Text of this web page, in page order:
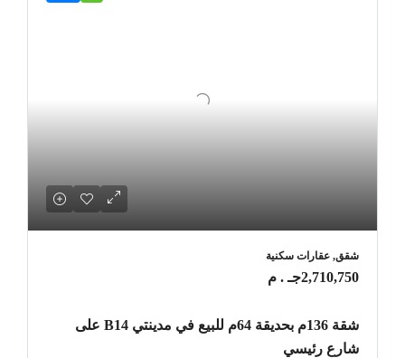
شقق, عقارات سكنية
2,710,750جـ . م
شقة 136م بحديقة 64م للبيع في مدينتي B14 على
شارع رئيسي